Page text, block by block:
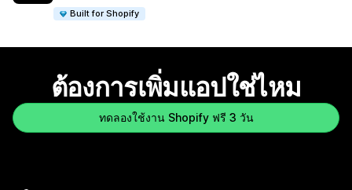
Built for Shopify
ต้องการเพิ่มแอปใช่ไหม
ทดลองใช้งาน Shopify ฟรี 3 วัน